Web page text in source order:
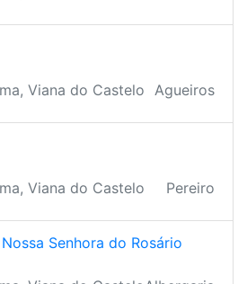
Viana do Castelo Agueiros
Viana do Castelo
Pereiro
Senhora do Rosário